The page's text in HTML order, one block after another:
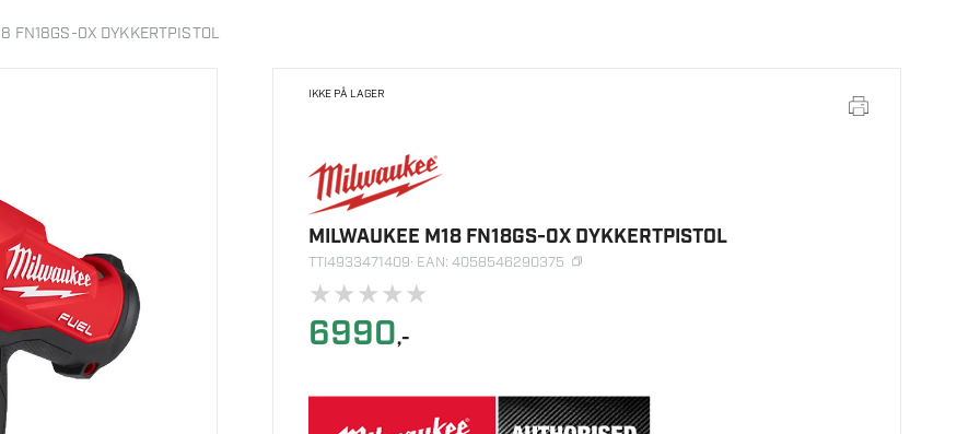
FN18GS-0X DYKKERTPISTOL
IKKE PÅ LAGER
MILWAUKEE M18 FN18GS-0X DYKKERTPISTOL
TTI4933471409· EAN: 4058546290375
★★★★★
6990,-